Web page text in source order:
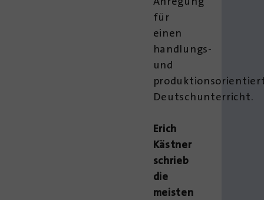
für
einen
handlungs-
und
Deutschunterricht.
Erich
Kästner
schrieb
die
meisten